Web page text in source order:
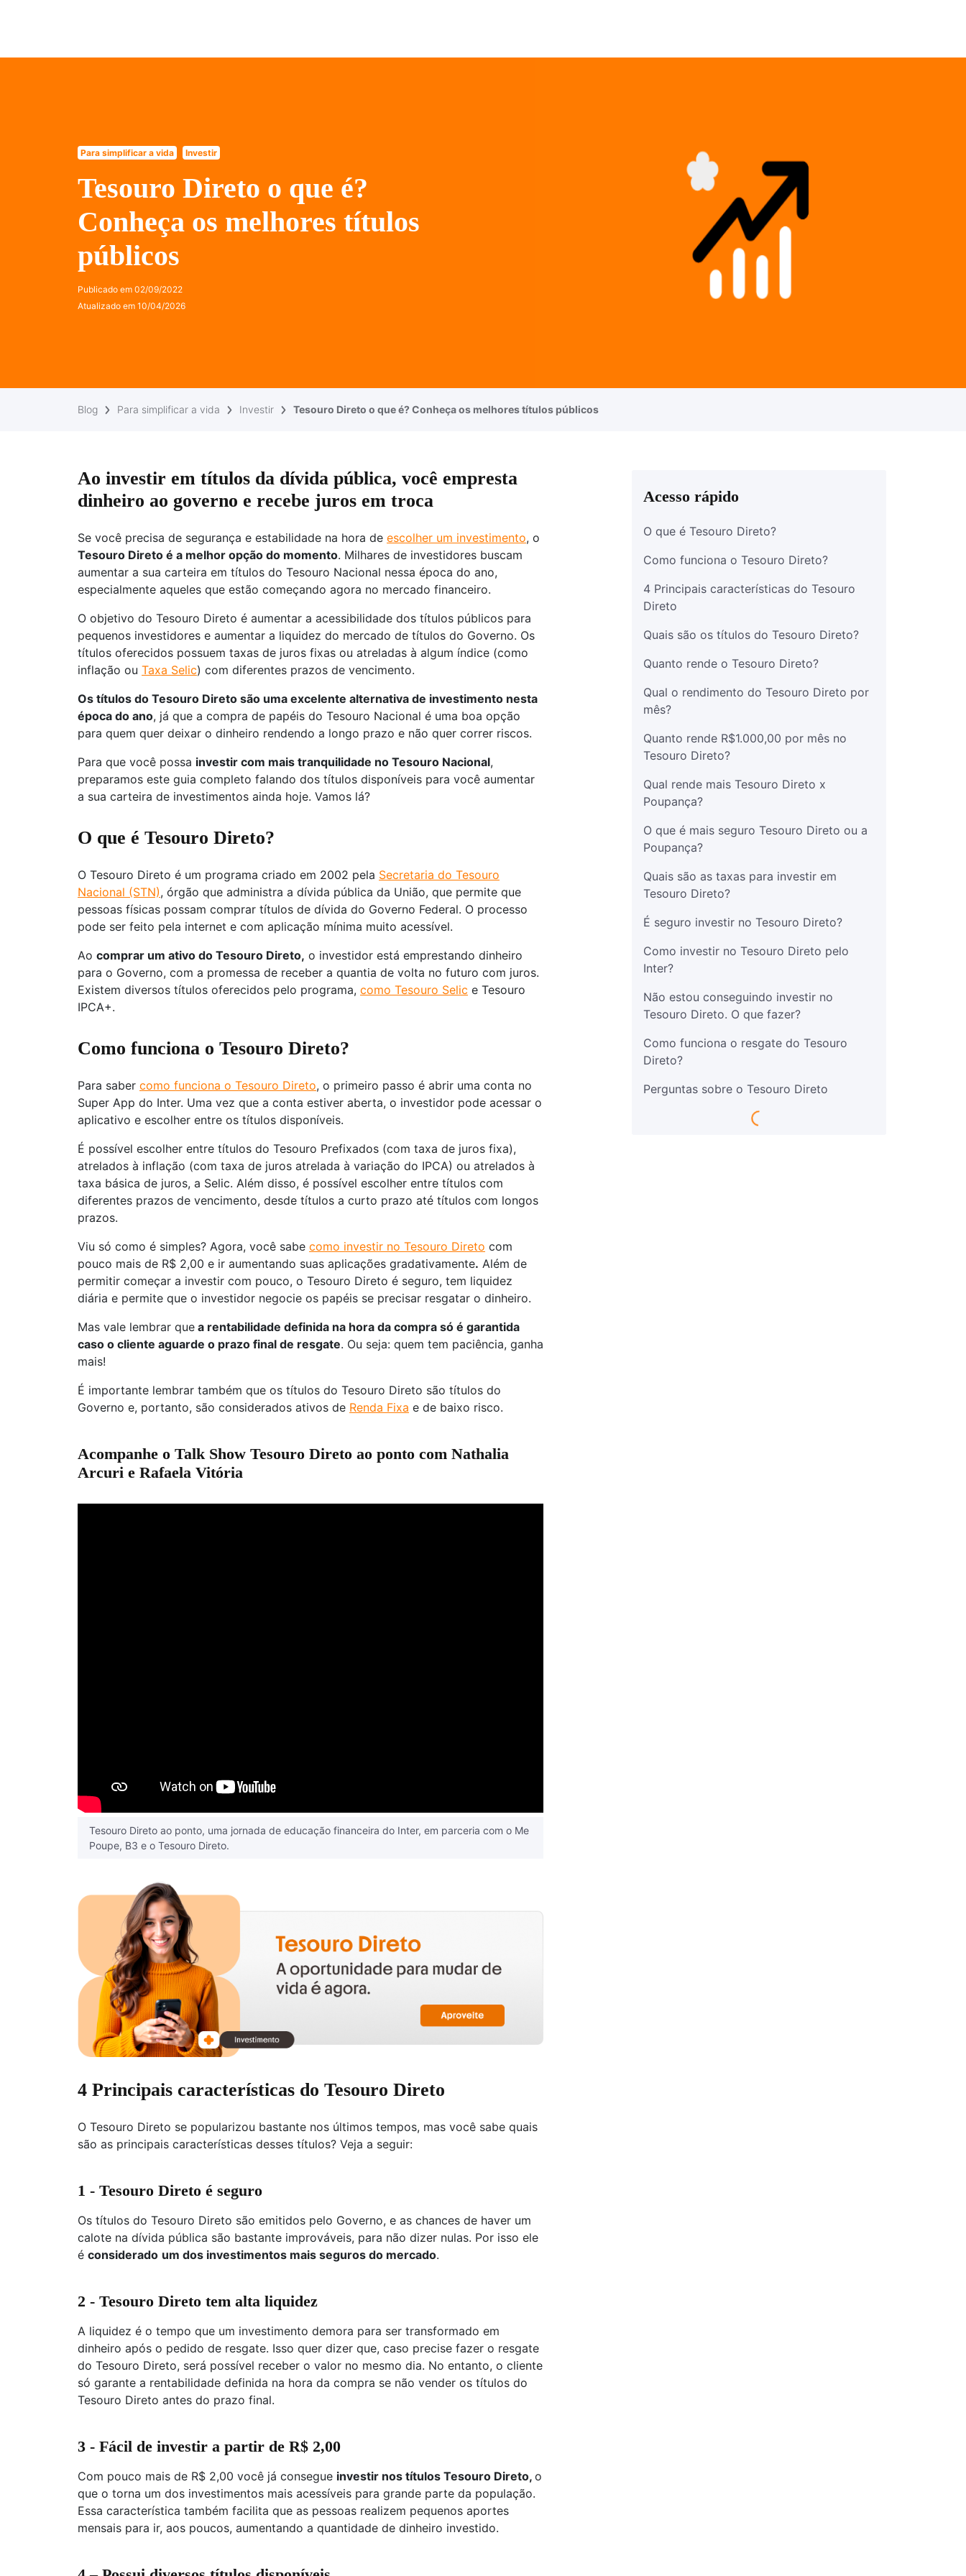
Para simplificar a vida Investir
Tesouro Direto o que é?
Conheça os melhores títulos
públicos
Publicado em 02/09/2022
Atualizado em 10/04/2026
Blog Para simplificar a vida Investir Tesouro Direto o que é? Conheça os melhores títulos públicos
Ao investir em títulos da dívida pública, você empresta
dinheiro ao governo e recebe juros em troca
Se você precisa de segurança e estabilidade na hora de escolher um investimento, o
Tesouro Direto é a melhor opção do momento. Milhares de investidores buscam
aumentar a sua carteira em títulos do Tesouro Nacional nessa época do ano,
especialmente aqueles que estão começando agora no mercado financeiro.
O objetivo do Tesouro Direto é aumentar a acessibilidade dos títulos públicos para
pequenos investidores e aumentar a liquidez do mercado de títulos do Governo. Os
títulos oferecidos possuem taxas de juros fixas ou atreladas à algum índice (como
inflação ou Taxa Selic) com diferentes prazos de vencimento.
Os títulos do Tesouro Direto são uma excelente alternativa de investimento nesta
época do ano, já que a compra de papéis do Tesouro Nacional é uma boa opção
para quem quer deixar o dinheiro rendendo a longo prazo e não quer correr riscos.
Para que você possa investir com mais tranquilidade no Tesouro Nacional,
preparamos este guia completo falando dos títulos disponíveis para você aumentar
a sua carteira de investimentos ainda hoje. Vamos lá?
O que é Tesouro Direto?
O Tesouro Direto é um programa criado em 2002 pela Secretaria do Tesouro
Nacional (STN), órgão que administra a dívida pública da União, que permite que
pessoas físicas possam comprar títulos de dívida do Governo Federal. O processo
pode ser feito pela internet e com aplicação mínima muito acessível.
Ao comprar um ativo do Tesouro Direto, o investidor está emprestando dinheiro
para o Governo, com a promessa de receber a quantia de volta no futuro com juros.
Existem diversos títulos oferecidos pelo programa, como Tesouro Selic e Tesouro
IPCA+.
Como funciona o Tesouro Direto?
Para saber como funciona o Tesouro Direto, o primeiro passo é abrir uma conta no
Super App do Inter. Uma vez que a conta estiver aberta, o investidor pode acessar o
aplicativo e escolher entre os títulos disponíveis.
É possível escolher entre títulos do Tesouro Prefixados (com taxa de juros fixa),
atrelados à inflação (com taxa de juros atrelada à variação do IPCA) ou atrelados à
taxa básica de juros, a Selic. Além disso, é possível escolher entre títulos com
diferentes prazos de vencimento, desde títulos a curto prazo até títulos com longos
prazos.
Viu só como é simples? Agora, você sabe como investir no Tesouro Direto com
pouco mais de R$ 2,00 e ir aumentando suas aplicações gradativamente. Além de
permitir começar a investir com pouco, o Tesouro Direto é seguro, tem liquidez
diária e permite que o investidor negocie os papéis se precisar resgatar o dinheiro.
Mas vale lembrar que a rentabilidade definida na hora da compra só é garantida
caso o cliente aguarde o prazo final de resgate. Ou seja: quem tem paciência, ganha
mais!
É importante lembrar também que os títulos do Tesouro Direto são títulos do
Governo e, portanto, são considerados ativos de Renda Fixa e de baixo risco.
Acompanhe o Talk Show Tesouro Direto ao ponto com Nathalia
Arcuri e Rafaela Vitória
Tesouro Direto ao ponto, uma jornada de educação financeira do Inter, em parceria com o ‪Me
Poupe, B3 e o ‪Tesouro Direto.‬‬
4 Principais características do Tesouro Direto
O Tesouro Direto se popularizou bastante nos últimos tempos, mas você sabe quais
são as principais características desses títulos? Veja a seguir:
1 - Tesouro Direto é seguro
Os títulos do Tesouro Direto são emitidos pelo Governo, e as chances de haver um
calote na dívida pública são bastante improváveis, para não dizer nulas. Por isso ele
é considerado um dos investimentos mais seguros do mercado.
2 - Tesouro Direto tem alta liquidez
A liquidez é o tempo que um investimento demora para ser transformado em
dinheiro após o pedido de resgate. Isso quer dizer que, caso precise fazer o resgate
do Tesouro Direto, será possível receber o valor no mesmo dia. No entanto, o cliente
só garante a rentabilidade definida na hora da compra se não vender os títulos do
Tesouro Direto antes do prazo final.
3 - Fácil de investir a partir de R$ 2,00
Com pouco mais de R$ 2,00 você já consegue investir nos títulos Tesouro Direto, o
que o torna um dos investimentos mais acessíveis para grande parte da população.
Essa característica também facilita que as pessoas realizem pequenos aportes
mensais para ir, aos poucos, aumentando a quantidade de dinheiro investido.
Acesso rápido
O que é Tesouro Direto?
Como funciona o Tesouro Direto?
4 Principais características do Tesouro
Direto
Quais são os títulos do Tesouro Direto?
Quanto rende o Tesouro Direto?
Qual o rendimento do Tesouro Direto por
mês?
Quanto rende R$1.000,00 por mês no
Tesouro Direto?
Qual rende mais Tesouro Direto x
Poupança?
O que é mais seguro Tesouro Direto ou a
Poupança?
Quais são as taxas para investir em
Tesouro Direto?
É seguro investir no Tesouro Direto?
Como investir no Tesouro Direto pelo
Inter?
Não estou conseguindo investir no
Tesouro Direto. O que fazer?
Como funciona o resgate do Tesouro
Direto?
Perguntas sobre o Tesouro Direto